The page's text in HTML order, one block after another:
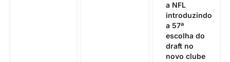
a NFL
introduzindo
a 57ª
escolha do
draft no
novo clube